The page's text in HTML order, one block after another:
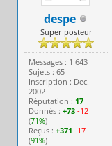
despe
Super posteur
Messages : 1 643
Sujets : 65
Inscription : Dec.
2002
Réputation : 17
Donnés :+73 -12
(71%)
Reçus :+371 -17
(91%)